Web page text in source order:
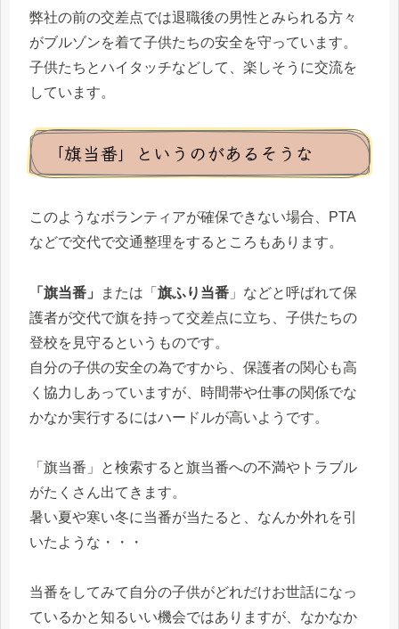
弊社の前の交差点では退職後の男性とみられる方々
がブルゾンを着て子供たちの安全を守っています。
子供たちとハイタッチなどして、楽しそうに交流を
しています。
「旗当番」というのがあるそうな
このようなボランティアが確保できない場合、PTA
などで交代で交通整理をするところもあります。
「旗当番」 または「 旗ふり当番 」などと呼ばれて保
護者が交代で旗を持って交差点に立ち、子供たちの
登校を見守るというものです。
自分の子供の安全の為ですから、保護者の関心も高
く協力しあっていますが、時間帯や仕事の関係でな
かなか実行するにはハードルが高いようです。
「旗当番」と検索すると旗当番への不満やトラブル
がたくさん出てきます。
暑い夏や寒い冬に当番が当たると、なんか外れを引
いたような・・・
当番をしてみて自分の子供がどれだけお世話になっ
ているかと知るいい機会ではありますが、なかなか